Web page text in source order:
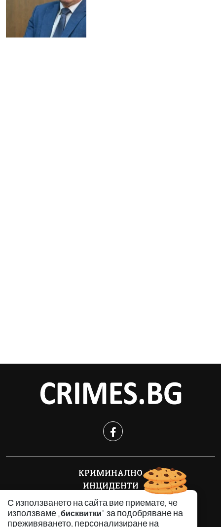
С използването на сайта вие приемате, че
използваме „бисквитки" за подобряване на
преживяването, персонализиране на
КРИМИНАЛНО
ИНЦИДЕНТИ
АНАЛИЗИ
ПО СВЕТА
ВОДЕЩИ ТЕМИ